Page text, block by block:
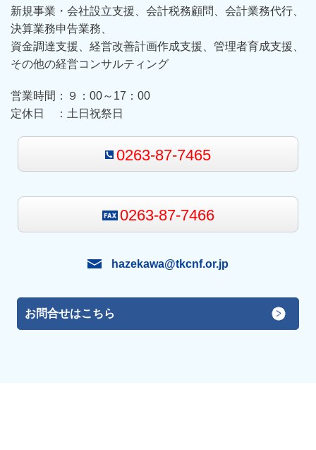
新規事業・会社設立支援、会計税務顧問、会計業務代行、
決算業務申告業務、
資金調達支援、経営改善計画作成支援、管理者育成支援、
その他の経営コンサルティング
営業時間：９：00～17：00
定休日 ：土日祝祭日
0263-87-7465
0263-87-7466
hazekawa@tkcnf.or.jp
お問合せはこちら